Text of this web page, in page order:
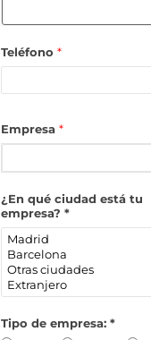
Teléfono *
Empresa *
¿En qué ciudad está tu
empresa? *
Tipo de empresa: *